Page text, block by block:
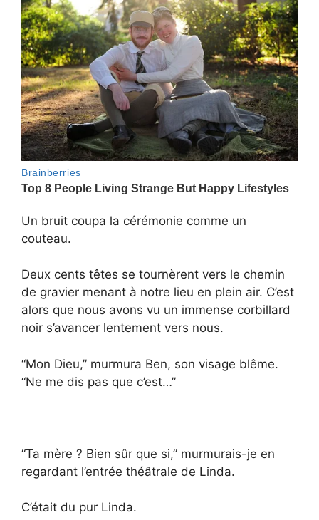
Un bruit coupa la cérémonie comme un
couteau.
Deux cents têtes se tournèrent vers le chemin
de gravier menant à notre lieu en plein air. C’est
alors que nous avons vu un immense corbillard
noir s’avancer lentement vers nous.
“Mon Dieu,” murmura Ben, son visage blême.
“Ne me dis pas que c’est…”
“Ta mère ? Bien sûr que si,” murmurais-je en
regardant l’entrée théâtrale de Linda.
C’était du pur Linda.